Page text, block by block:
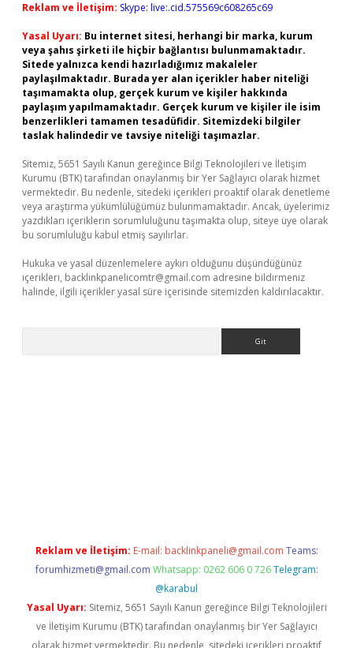
Reklam ve İletişim: Skype: live:.cid.575569c608265c69
Yasal Uyarı: Bu internet sitesi, herhangi bir marka, kurum
veya şahıs şirketi ile hiçbir bağlantısı bulunmamaktadır.
Sitede yalnızca kendi hazırladığımız makaleler
paylaşılmaktadır. Burada yer alan içerikler haber niteliği
taşımamakta olup, gerçek kurum ve kişiler hakkında
paylaşım yapılmamaktadır. Gerçek kurum ve kişiler ile isim
benzerlikleri tamamen tesadüfidir. Sitemizdeki bilgiler
taslak halindedir ve tavsiye niteliği taşımazlar.
Sitemiz, 5651 Sayılı Kanun gereğince Bilgi Teknolojileri ve İletişim
Kurumu (BTK) tarafından onaylanmış bir Yer Sağlayıcı olarak hizmet
vermektedir. Bu nedenle, sitedeki içerikleri proaktif olarak denetleme
veya araştırma yükümlülüğümüz bulunmamaktadır. Ancak, üyelerimiz
yazdıkları içeriklerin sorumluluğunu taşımakta olup, siteye üye olarak
bu sorumluluğu kabul etmiş sayılırlar.
Hukuka ve yasal düzenlemelere aykırı olduğunu düşündüğünüz
içerikleri, backlinkpanelicomtr@gmail.com adresine bildirmeniz
halinde, ilgili içerikler yasal süre içerisinde sitemizden kaldırılacaktır.
Reklam ve İletişim: E-mail: backlinkpaneli@gmail.com Teams:
forumhizmeti@gmail.com Whatsapp: 0262 606 0 726 Telegram:
@karabul
Yasal Uyarı: Sitemiz, 5651 Sayılı Kanun gereğince Bilgi Teknolojileri
ve İletişim Kurumu (BTK) tarafından onaylanmış bir Yer Sağlayıcı
olarak hizmet vermektedir. Bu nedenle, sitedeki içerikleri proaktif